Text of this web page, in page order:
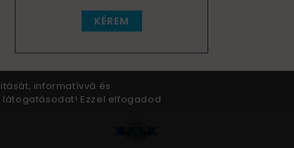
KÉREM
informatívvá és
Ezzel elfogadod